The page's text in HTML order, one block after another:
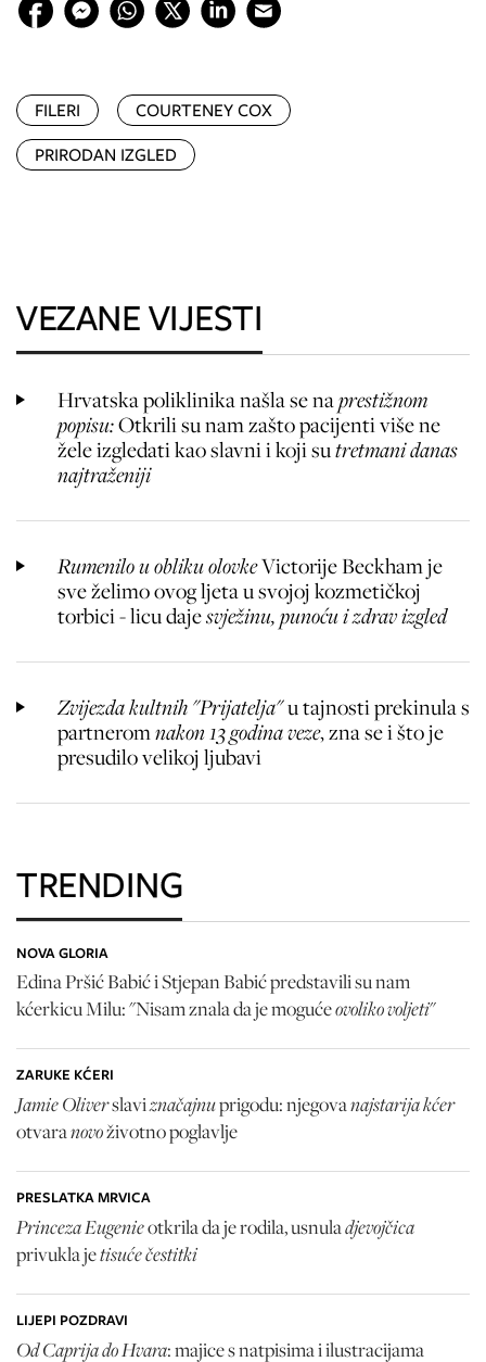
FILERI
COURTENEY COX
PRIRODAN IZGLED
VEZANE VIJESTI
Hrvatska poliklinika našla se naprestižnom
popisu:Otkrili su nam zašto pacijenti više ne
žele izgledati kao slavni i koji sutretmani danas
najtraženiji
Rumenilo u obliku olovkeVictorije Beckham je
sve želimo ovog ljeta u svojoj kozmetičkoj
torbici - licu dajesvježinu, punoću i zdrav izgled
Zvijezda kultnih "Prijatelja"u tajnosti prekinula s
partneromnakon 13 godina veze, zna se i što je
presudilo velikoj ljubavi
TRENDING
NOVA GLORIA
Edina Pršić Babić i Stjepan Babić predstavili su nam
kćerkicu Milu: "Nisam znala da je mogućeovoliko voljeti"
ZARUKE KĆERI
Jamie Oliverslaviznačajnuprigodu: njegovanajstarija kćer
otvaranovoživotno poglavlje
PRESLATKA MRVICA
Princeza Eugenieotkrila da je rodila, usnuladjevojčica
privukla jetisuće čestitki
LIJEPI POZDRAVI
Od Caprija do Hvara: majice s natpisima i ilustracijama